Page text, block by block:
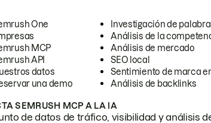
One
MCP
API
datos
una demo
Investigación de
Análisis de la
Análisis de mercado
SEO local
Sentimiento de marca
Análisis de backlinks
SEMRUSH MCP A LA IA
de datos de tráfico, visibilidad y análisis